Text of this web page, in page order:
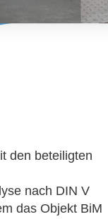
den beteiligten
nach DIN V
das Objekt BiM